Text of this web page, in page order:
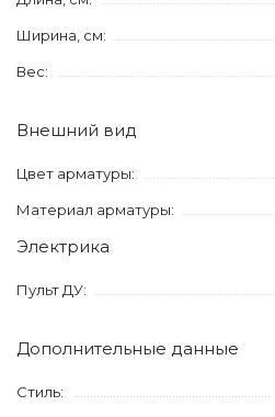
Ширина, см:
Вес:
Внешний вид
Цвет арматуры:
Материал арматуры:
Электрика
Пульт ДУ:
Дополнительные данные
Стиль: